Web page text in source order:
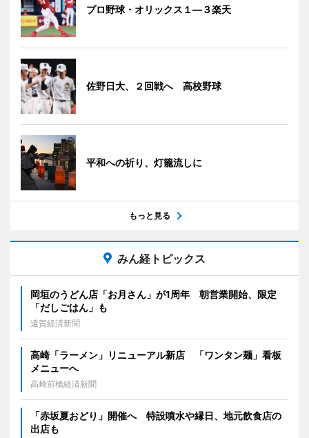
プロ野球・オリックス１―３楽天
佐野日大、２回戦へ 高校野球
平和への祈り、灯籠流しに
もっと見る
みん経トピックス
岡垣のうどん店「お月さん」が1周年 朝営業開始、限定
「だしごはん」も
遠賀経済新聞
高崎「ラーメン」リニューアル新店 「ワンタン麺」看板
メニューへ
高崎前橋経済新聞
「赤坂夏おどり」開催へ 特設噴水や縁日、地元飲食店の
出店も